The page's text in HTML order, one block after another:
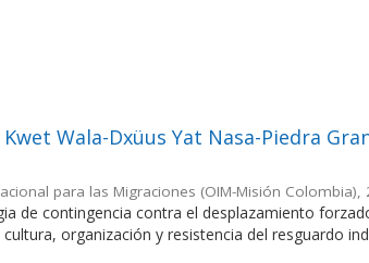
Wala-Dxüus Yat Nasa-Piedra
para las Migraciones (OIM-Misión Colombia),
de contingencia contra el desplazamiento
organización y resistencia del resguardo